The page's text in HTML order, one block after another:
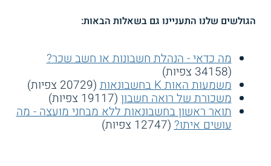
הגולשים שלנו התעניינו גם בשאלות הבאות:
מה כדאי - הנהלת חשבונות או חשב שכר?
(34158 צפיות)
משמעות האות K בחשבונאות (20729 צפיות)
משכורת של רואה חשבון(19117 צפיות)
תואר ראשון בחשבונאות ללא מבחני מועצה - מה
עושים איתו?(12747 צפיות)